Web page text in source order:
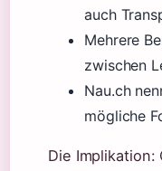
auch
Mehrere
zwischen
Nau.ch
mögliche
Die